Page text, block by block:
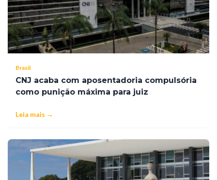
Brasil
CNJ acaba com aposentadoria compulsória
como punição máxima para juiz
Leia mais →